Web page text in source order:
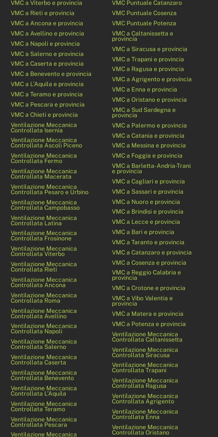
VMC a Viterbo e provincia
VMC a Rieti e provincia
VMC a Ancona e provincia
VMC a Avellino e provincia
VMC a Napoli e provincia
VMC a Salerno e provincia
VMC a Caserta e provincia
VMC a Benevento e provincia
VMC a L’Aquila e provincia
VMC a Teramo e provincia
VMC a Pescara e provincia
VMC a Chieti e provincia
Ventilazione Meccanica
Controllata Isernia
Ventilazione Meccanica
Controllata Ascoli Piceno
Ventilazione Meccanica
Controllata Fermo
Ventilazione Meccanica
Controllata Macerata
Ventilazione Meccanica
Controllata Pesaro e Urbino
Ventilazione Meccanica
Controllata Campobasso
Ventilazione Meccanica
Controllata Latina
Ventilazione Meccanica
Controllata Frosinone
Ventilazione Meccanica
Controllata Viterbo
Ventilazione Meccanica
Controllata Rieti
Ventilazione Meccanica
Controllata Ancona
Ventilazione Meccanica
Controllata Roma
Ventilazione Meccanica
Controllata Avellino
Ventilazione Meccanica
Controllata Napoli
Ventilazione Meccanica
Controllata Salerno
Ventilazione Meccanica
Controllata Caserta
Ventilazione Meccanica
Controllata Benevento
Ventilazione Meccanica
Controllata L’Aquila
Ventilazione Meccanica
Controllata Teramo
Ventilazione Meccanica
Controllata Pescara
Ventilazione Meccanica
VMC Puntuale Catanzaro
VMC Puntuale Cosenza
VMC Puntuale Potenza
VMC a Caltanissetta e
provincia
VMC a Siracusa e provincia
VMC a Trapani e provincia
VMC a Ragusa e provincia
VMC a Agrigento e provincia
VMC a Enna e provincia
VMC a Oristano e provincia
VMC a Sud Sardegna e
provincia
VMC a Palermo e provincia
VMC a Catania e provincia
VMC a Messina e provincia
VMC a Foggia e provincia
VMC a Barletta-Andria-Trani
e provincia
VMC a Cagliari e provincia
VMC a Sassari e provincia
VMC a Nuoro e provincia
VMC a Brindisi e provincia
VMC a Lecce e provincia
VMC a Bari e provincia
VMC a Taranto e provincia
VMC a Catanzaro e provincia
VMC a Cosenza e provincia
VMC a Reggio Calabria e
provincia
VMC a Crotone e provincia
VMC a Vibo Valentia e
provincia
VMC a Matera e provincia
VMC a Potenza e provincia
Ventilazione Meccanica
Controllata Caltanissetta
Ventilazione Meccanica
Controllata Siracusa
Ventilazione Meccanica
Controllata Trapani
Ventilazione Meccanica
Controllata Ragusa
Ventilazione Meccanica
Controllata Agrigento
Ventilazione Meccanica
Controllata Enna
Ventilazione Meccanica
Controllata Oristano